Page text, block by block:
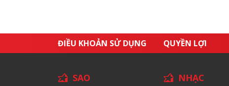
ĐIỀU KHOẢN SỬ DỤNG QUYỀN LỢI
SAO NHẠC